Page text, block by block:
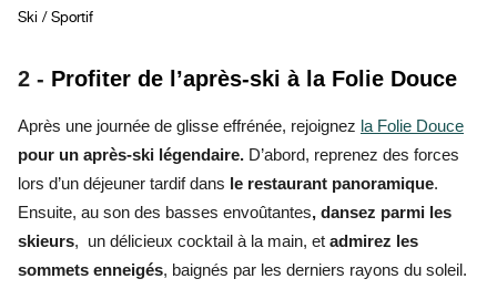
Ski / Sportif
2 - Profiter de l’après-ski à la Folie Douce
Après une journée de glisse effrénée, rejoignez la Folie Douce
pour un après-ski légendaire. D’abord, reprenez des forces
lors d’un déjeuner tardif dans le restaurant panoramique.
Ensuite, au son des basses envoûtantes, dansez parmi les
skieurs, un délicieux cocktail à la main, et admirez les
sommets enneigés, baignés par les derniers rayons du soleil.